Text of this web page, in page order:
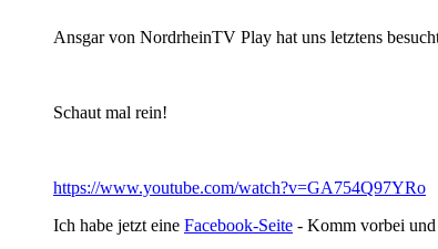
Ansgar von NordrheinTV Play hat uns letztens
Schaut mal rein!
https://www.youtube.com/watch?v=GA754Q97YRo
Ich habe jetzt eine Facebook-Seite - Komm vorbei